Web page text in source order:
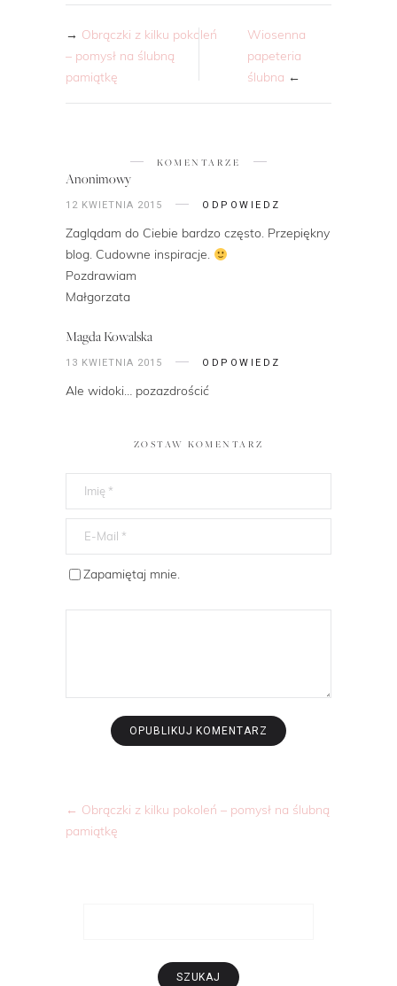
→ Obrączki z kilku pokoleń
– pomysł na ślubną
pamiątkę
Wiosenna
papeteria
ślubna ←
KOMENTARZE
Anonimowy
12 KWIETNIA 2015 ODPOWIEDZ
Zaglądam do Ciebie bardzo często. Przepiękny
blog. Cudowne inspiracje.
Pozdrawiam
Małgorzata
Magda Kowalska
13 KWIETNIA 2015 ODPOWIEDZ
Ale widoki… pozazdrościć
ZOSTAW KOMENTARZ
Zapamiętaj mnie.
← Obrączki z kilku pokoleń – pomysł na ślubną
pamiątkę